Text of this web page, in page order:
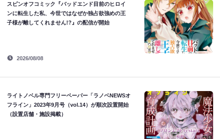
スピンオフコミック『バッドエンド目前のヒロイ
ンに転生した私、今世ではなぜか独占欲強めの王
子様が離してくれません!?』の配信が開始
2026/08/08
ライトノベル専門フリーペーパー「ラノベNEWSオ
フライン」2023年9月号（vol.14）が順次設置開始
（設置店舗・施設掲載）